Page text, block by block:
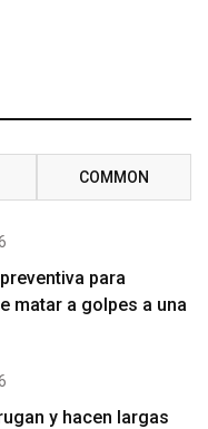
COMMON
para
matar a golpes a una
y hacen largas